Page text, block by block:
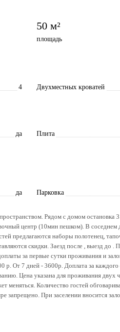
50 м²
площадь
4 Двухместных кроватей
да Плита
да Парковка
Рядом с домом остановка
центр (10мин пешком). В соседнем
предлагаются наборы полотенец,
скидки. Заезд после , выезд до .
за первые сутки проживания и
р. От 7 дней - 3600р. Доплата за
Цена указана для проживания
меняться. Количество гостей
запрещено. При заселении вносится